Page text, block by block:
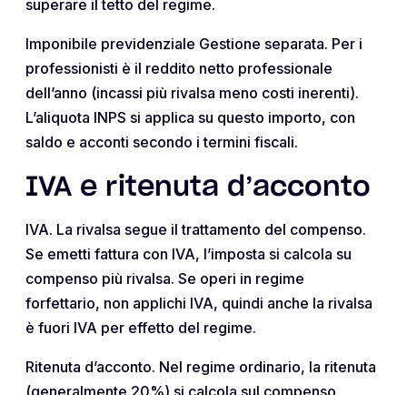
superare il tetto del regime.
Imponibile previdenziale Gestione separata. Per i
professionisti è il reddito netto professionale
dell’anno (incassi più rivalsa meno costi inerenti).
L’aliquota INPS si applica su questo importo, con
saldo e acconti secondo i termini fiscali.
IVA e ritenuta d’acconto
IVA. La rivalsa segue il trattamento del compenso.
Se emetti fattura con IVA, l’imposta si calcola su
compenso più rivalsa. Se operi in regime
forfettario, non applichi IVA, quindi anche la rivalsa
è fuori IVA per effetto del regime.
Ritenuta d’acconto. Nel regime ordinario, la ritenuta